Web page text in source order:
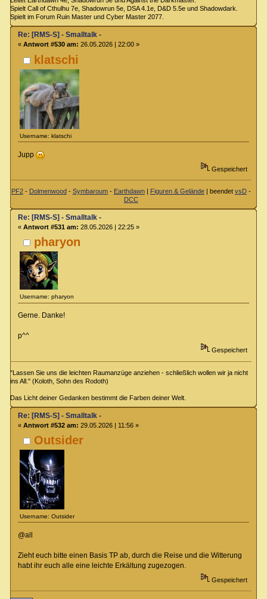
Spielt Call of Cthulhu 7e, Shadowrun 5e, DSA 4.1e, D&D 5.5e und Shadowdark.
Spielt im Forum Ruin Master und Cyber Master 2077.
klatschi
Username: klatschi
Re: [RMS-S] - Smalltalk -
« Antwort #530 am: 26.05.2026 | 22:00 »
Jupp
Gespeichert
PF2- Dolmenwood- Symbaroum- Earthdawn| Figuren & Gelände| beendet vsD-
DCC
pharyon
Username: pharyon
Re: [RMS-S] - Smalltalk -
« Antwort #531 am: 28.05.2026 | 22:25 »
Gerne. Danke!
p^^
Gespeichert
"Lassen Sie uns die leichten Raumanzüge anziehen - schließlich wollen wir ja nicht
ins All." (Koloth, Sohn des Rodoth)
Das Licht deiner Gedanken bestimmt die Farben deiner Welt.
Outsider
Username: Outsider
Re: [RMS-S] - Smalltalk -
« Antwort #532 am: 29.05.2026 | 11:56 »
@all
Zieht euch bitte einen Basis TP ab, durch die Reise und die Witterung
habt ihr euch alle eine leichte Erkältung zugezogen.
Gespeichert